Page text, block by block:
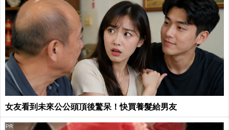
女友看到未來公公頭頂後驚呆！快買養髮給男友
PR